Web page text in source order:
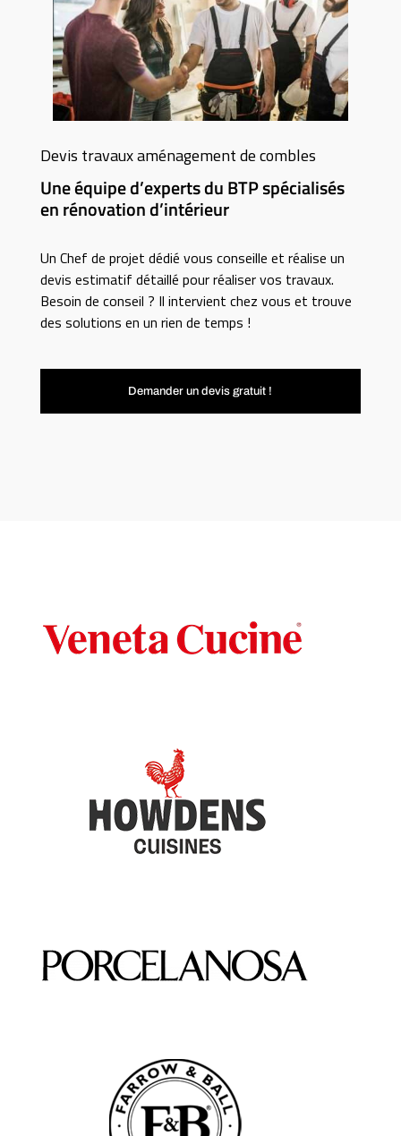
Devis travaux aménagement de combles
Une équipe d’experts du BTP spécialisés
en rénovation d’intérieur
Un Chef de projet dédié vous conseille et réalise un
devis estimatif détaillé pour réaliser vos travaux.
Besoin de conseil ? Il intervient chez vous et trouve
des solutions en un rien de temps !
Demander un devis gratuit !